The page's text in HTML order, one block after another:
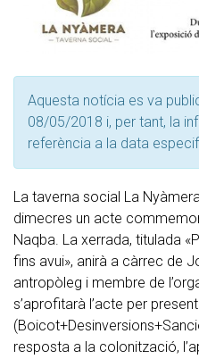
Aquesta notícia es va
08/05/2018 i, per tant, la
referència a la data
La taverna social La
dimecres un acte
Naqba. La xerrada, titulada
fins avui», anirà a càrrec de
antropòleg i membre de
s’aprofitarà l’acte per
resposta a la colonització,